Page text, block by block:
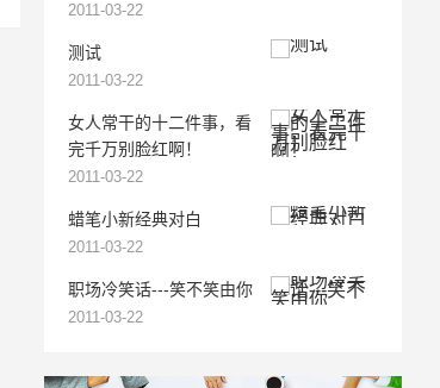
2011-03-22
测试
2011-03-22
女人常干的十二件事，看
完千万别脸红啊！
2011-03-22
蜡笔小新经典对白
2011-03-22
职场冷笑话---笑不笑由你
2011-03-22